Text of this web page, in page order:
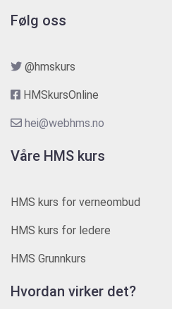
Følg oss
@hmskurs
HMSkursOnline
hei@webhms.no
Våre HMS kurs
HMS kurs for verneombud
HMS kurs for ledere
HMS Grunnkurs
Hvordan virker det?